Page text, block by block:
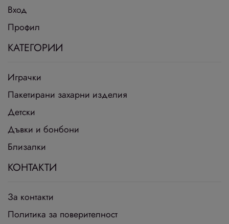
Вход
Профил
КАТЕГОРИИ
Играчки
Пакетирани захарни изделия
Детски
Дъвки и бонбони
Близалки
КОНТАКТИ
За контакти
Политика за поверителност